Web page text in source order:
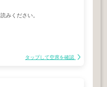
みください。
タップして空席を確認